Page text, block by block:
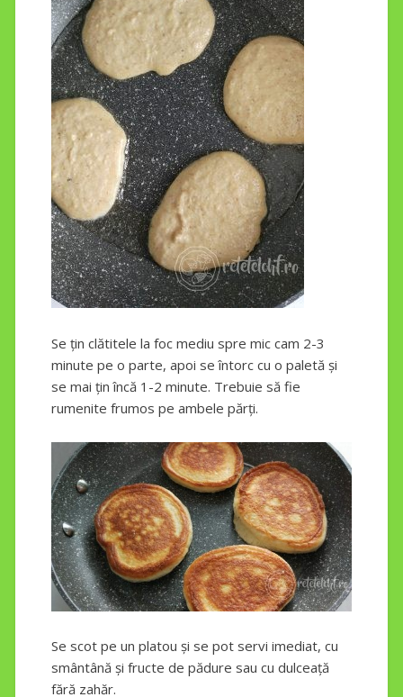
Se țin clătitele la foc mediu spre mic cam 2-3
minute pe o parte, apoi se întorc cu o paletă și
se mai țin încă 1-2 minute. Trebuie să fie
rumenite frumos pe ambele părți.
Se scot pe un platou și se pot servi imediat, cu
smântână și fructe de pădure sau cu dulceață
fără zahăr.